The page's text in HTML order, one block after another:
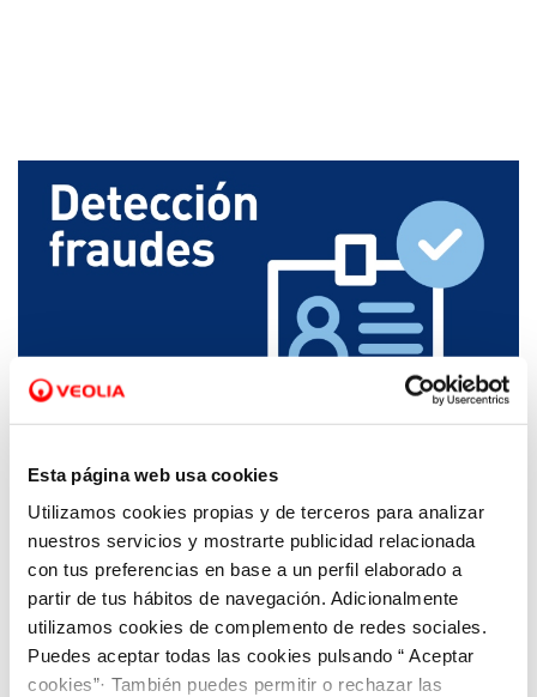
Esta página web usa cookies
Utilizamos cookies propias y de terceros para analizar
nuestros servicios y mostrarte publicidad relacionada
con tus preferencias en base a un perfil elaborado a
partir de tus hábitos de navegación. Adicionalmente
utilizamos cookies de complemento de redes sociales.
Puedes aceptar todas las cookies pulsando “ Aceptar
cookies”· También puedes permitir o rechazar las
Aquona alerta de una posible estafa en
nombre del servicio de agua en Baltanás y
Villaviudas